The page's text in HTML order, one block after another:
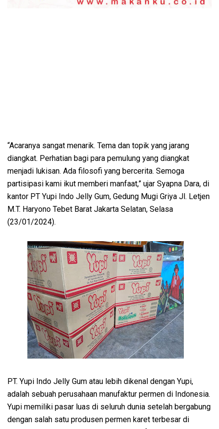
“Acaranya sangat menarik. Tema dan topik yang jarang
diangkat. Perhatian bagi para pemulung yang diangkat
menjadi lukisan. Ada filosofi yang bercerita. Semoga
partisipasi kami ikut memberi manfaat,” ujar Syapna Dara, di
kantor PT Yupi Indo Jelly Gum, Gedung Mugi Griya Jl. Letjen
M.T. Haryono Tebet Barat Jakarta Selatan, Selasa
(23/01/2024).
PT. Yupi Indo Jelly Gum atau lebih dikenal dengan Yupi,
adalah sebuah perusahaan manufaktur permen di Indonesia.
Yupi memiliki pasar luas di seluruh dunia setelah bergabung
dengan salah satu produsen permen karet terbesar di